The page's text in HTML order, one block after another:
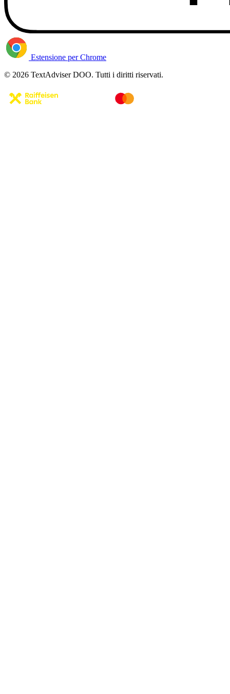
Estensione per Chrome
© 2026 TextAdviser DOO. Tutti i diritti riservati.